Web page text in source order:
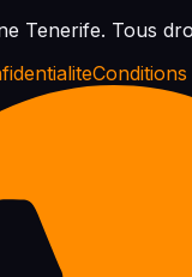
Tenerife. Tous